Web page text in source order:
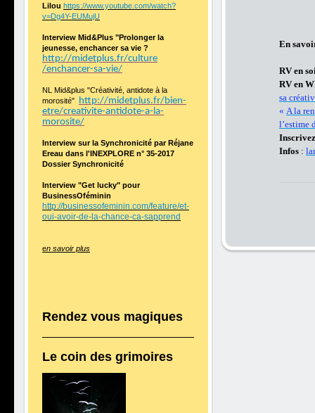
En
RV en
RV en
sa
« A la
l’estime
Infos :
Lilou https://www.youtube.com/watch?
v=Dg4Y-EUMujU
Interview Mid&Plus "Prolonger la
jeunesse, enchancer sa vie ?
http://midetplus.fr/culture
/enchancer-sa-vie/
NL Mid&plus "Créativité, antidote à la
morosité" http://midetplus.fr/bien-
etre/creativite-antidote-a-la-
morosite/
Interview sur la Synchronicité par Réjane
Ereau dans l'INEXPLORE n° 35-2017
Dossier Synchronicité
Interview "Get lucky" pour
BusinessOféminin
http://businessofeminin.com/feature/et-
oui-avoir-de-la-chance-ca-sapprend
en savoir plus
Rendez vous magiques
Le coin des grimoires